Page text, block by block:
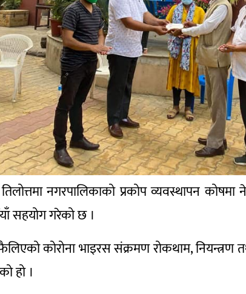
नगरपालिकाको प्रकोप व्यवस्थापन
सहयोग गरेको छ ।
फैलिएको कोरोना भाइरस संक्रमण रोकथाम, नियन्त्रण
हो ।